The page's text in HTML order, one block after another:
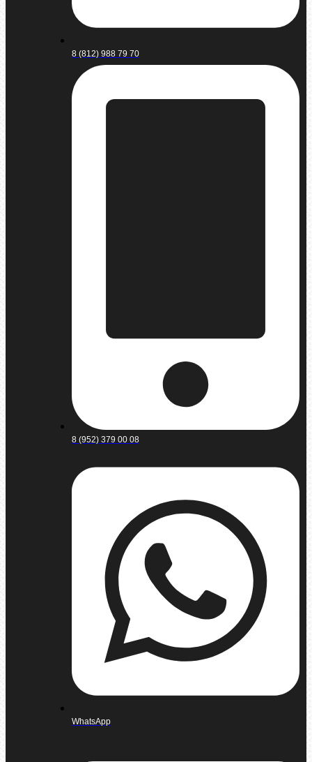
8 (812) 988 79 70
8 (952) 379 00 08
WhatsApp